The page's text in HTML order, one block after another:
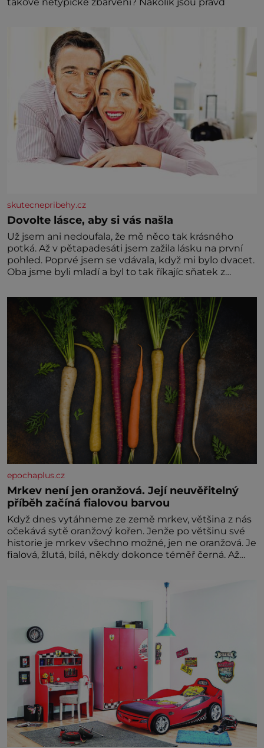
skutecnepribehy.cz
Dovolte lásce, aby si vás našla
Už jsem ani nedoufala, že mě něco tak krásného
potká. Až v pětapadesáti jsem zažila lásku na první
pohled. Poprvé jsem se vdávala, když mi bylo dvacet.
Oba jsme byli mladí a byl to tak říkajíc sňatek z
zaopatřený mladý muž. Manželství nám oběma moc
nesvědčilo, brzy jsme zjistili, že
epochaplus.cz
Mrkev není jen oranžová. Její neuvěřitelný
příběh začíná fialovou barvou
Když dnes vytáhneme ze země mrkev, většina z nás
očekává sytě oranžový kořen. Jenže po většinu své
historie je mrkev všechno možné, jen ne oranžová. Je
fialová, žlutá, bílá, někdy dokonce téměř černá. Až
nedokážeme představit. Její příběh je